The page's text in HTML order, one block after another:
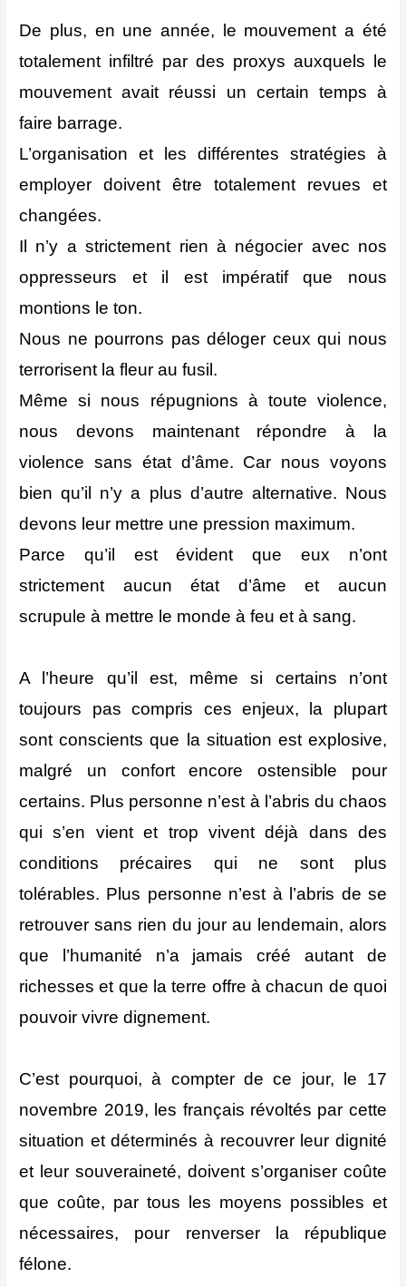
De plus, en une année, le mouvement a été
totalement infiltré par des proxys auxquels le
mouvement avait réussi un certain temps à
faire barrage.
L’organisation et les différentes stratégies à
employer doivent être totalement revues et
changées.
Il n’y a strictement rien à négocier avec nos
oppresseurs et il est impératif que nous
montions le ton.
Nous ne pourrons pas déloger ceux qui nous
terrorisent la fleur au fusil.
Même si nous répugnions à toute violence,
nous devons maintenant répondre à la
violence sans état d’âme. Car nous voyons
bien qu’il n’y a plus d’autre alternative. Nous
devons leur mettre une pression maximum.
Parce qu’il est évident que eux n’ont
strictement aucun état d’âme et aucun
scrupule à mettre le monde à feu et à sang.
A l’heure qu’il est, même si certains n’ont
toujours pas compris ces enjeux, la plupart
sont conscients que la situation est explosive,
malgré un confort encore ostensible pour
certains. Plus personne n’est à l’abris du chaos
qui s’en vient et trop vivent déjà dans des
conditions précaires qui ne sont plus
tolérables. Plus personne n’est à l’abris de se
retrouver sans rien du jour au lendemain, alors
que l’humanité n’a jamais créé autant de
richesses et que la terre offre à chacun de quoi
pouvoir vivre dignement.
C’est pourquoi, à compter de ce jour, le 17
novembre 2019, les français révoltés par cette
situation et déterminés à recouvrer leur dignité
et leur souveraineté, doivent s’organiser coûte
que coûte, par tous les moyens possibles et
nécessaires, pour renverser la république
félone.